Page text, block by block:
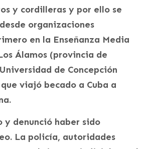
y cordilleras y por ello se
organizaciones
en la Enseñanza Media
Álamos (provincia de
de Concepción
viajó becado a Cuba a
y denunció haber sido
La policía, autoridades